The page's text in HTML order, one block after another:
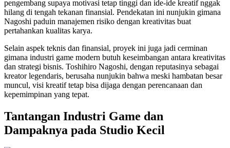
pengembang supaya motivasi tetap tinggi dan ide-ide kreatif nggak
hilang di tengah tekanan finansial. Pendekatan ini nunjukin gimana
Nagoshi paduin manajemen risiko dengan kreativitas buat
pertahankan kualitas karya.
Selain aspek teknis dan finansial, proyek ini juga jadi cerminan
gimana industri game modern butuh keseimbangan antara kreativitas
dan strategi bisnis. Toshihiro Nagoshi, dengan reputasinya sebagai
kreator legendaris, berusaha nunjukin bahwa meski hambatan besar
muncul, visi kreatif tetap bisa dijaga dengan perencanaan dan
kepemimpinan yang tepat.
Tantangan Industri Game dan
Dampaknya pada Studio Kecil